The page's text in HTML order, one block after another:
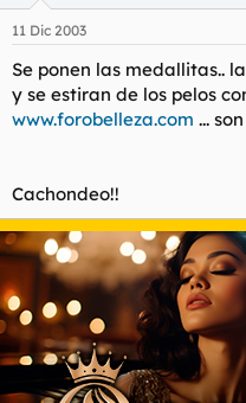
11 Dic 2003
Se ponen las medallitas..
y se estiran de los pelos
www.forobelleza.com ...
Cachondeo!!